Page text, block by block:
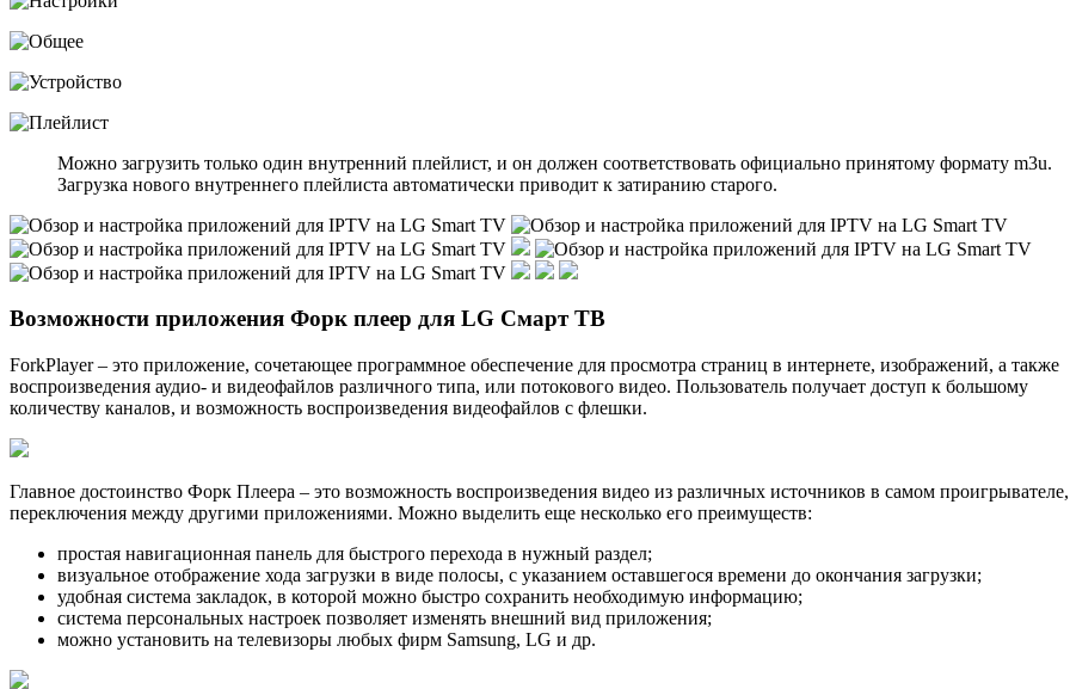
Можно загрузить только один внутренний плейлист, и он должен соответствовать официально принятому формату m3u.
Загрузка нового внутреннего плейлиста автоматически приводит к затиранию старого.
Возможности приложения Форк плеер для LG Смарт ТВ
ForkPlayer – это приложение, сочетающее программное обеспечение для просмотра страниц в интернете, изображений, а также
воспроизведения аудио- и видеофайлов различного типа, или потокового видео. Пользователь получает доступ к большому
количеству каналов, и возможность воспроизведения видеофайлов с флешки.
Главное достоинство Форк Плеера – это возможность воспроизведения видео из различных источников в самом проигрывателе,
переключения между другими приложениями. Можно выделить еще несколько его преимуществ:
простая навигационная панель для быстрого перехода в нужный раздел;
визуальное отображение хода загрузки в виде полосы, с указанием оставшегося времени до окончания загрузки;
удобная система закладок, в которой можно быстро сохранить необходимую информацию;
система персональных настроек позволяет изменять внешний вид приложения;
можно установить на телевизоры любых фирм Samsung, LG и др.